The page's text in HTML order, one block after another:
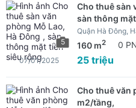
5
Cho thuê sàn
sàn thông
Quận Hà Đông,
160 m2 0
25 triệu
07/01/2025
Cho thuê văn
m2/tầng,